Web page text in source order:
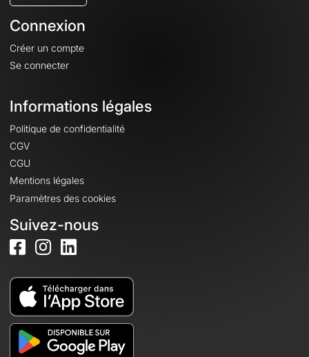
Connexion
Créer un compte
Se connecter
Informations légales
Politique de confidentialité
CGV
CGU
Mentions légales
Paramètres des cookies
Suivez-nous